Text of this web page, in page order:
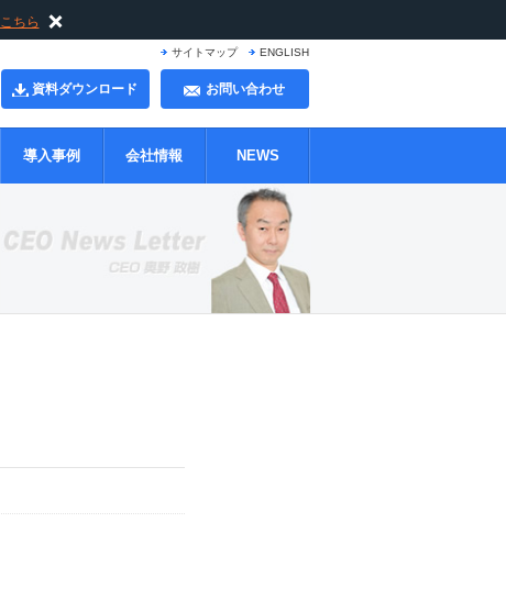
こちら
ENGLISH
サイトマップ
お問い合わせ
資料ダウンロード
導入事例 会社情報 NEWS